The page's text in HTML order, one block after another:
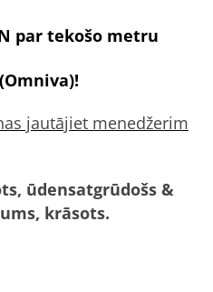
par tekošo metru
jautājiet menedžerim
ūdensatgrūdošs &
krāsots.